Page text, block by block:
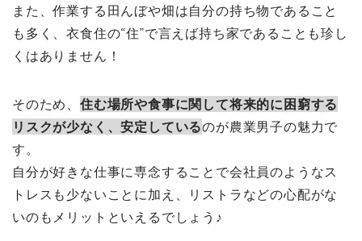
また、作業する田んぼや畑は自分の持ち物であること
も多く、衣食住の“住”で言えば持ち家であることも珍し
くはありません！
そのため、 住む場所や食事に関して将来的に困窮する
リスクが少なく、安定しているのが農業男子の魅力で
す。
自分が好きな仕事に専念することで会社員のようなス
トレスも少ないことに加え、リストラなどの心配がな
いのもメリットといえるでしょう♪